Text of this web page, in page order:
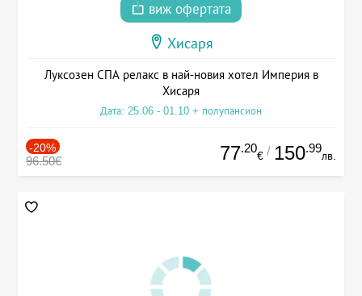
виж офертата
Хисаря
Луксозен СПА релакс в най-новия хотел Империя в
Хисаря
Дата: 25.06 - 01.10 + полупансион
-20%
96.50€ 77.20
€ / 150.99
лв.